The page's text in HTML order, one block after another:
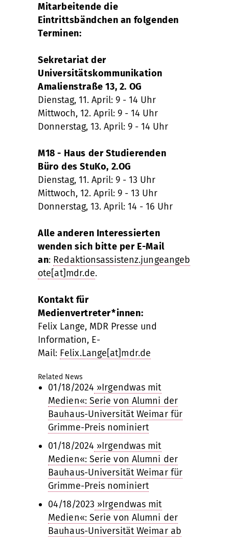
Mitarbeitende die
Eintrittsbändchen an folgenden
Terminen:
Sekretariat der
Universitätskommunikation
Amalienstraße 13, 2. OG
Dienstag, 11. April: 9 - 14 Uhr
Mittwoch, 12. April: 9 - 14 Uhr
Donnerstag, 13. April: 9 - 14 Uhr
M18 - Haus der Studierenden
Büro des StuKo, 2.OG
Dienstag, 11. April: 9 - 13 Uhr
Mittwoch, 12. April: 9 - 13 Uhr
Donnerstag, 13. April: 14 - 16 Uhr
Alle anderen Interessierten
wenden sich bitte per E-Mail
an: Redaktionsassistenz.jungeangeb
ote[at]mdr.de.
Kontakt für
Medienvertreter*innen:
Felix Lange, MDR Presse und
Information, E-
Mail: Felix.Lange[at]mdr.de
Related News
01/18/2024 »Irgendwas mit
Medien«: Serie von Alumni der
Bauhaus-Universität Weimar für
Grimme-Preis nominiert
01/18/2024 »Irgendwas mit
Medien«: Serie von Alumni der
Bauhaus-Universität Weimar für
Grimme-Preis nominiert
04/18/2023 »Irgendwas mit
Medien«: Serie von Alumni der
Bauhaus-Universität Weimar ab